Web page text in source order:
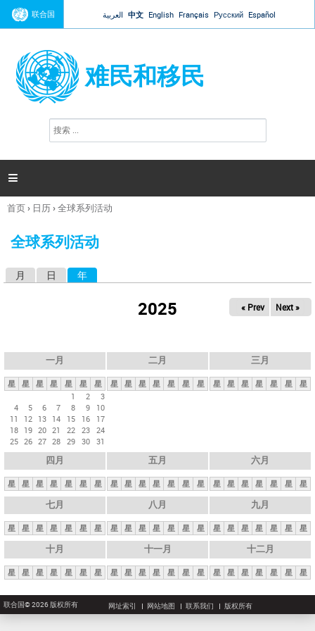
Jump to navigation
联合国 العربية 中文 English Français Русский Español
难民和移民
搜
索

你
这
首页› 日历›全球系列活动
全球系列活动
月 日 年
2025 « Prev Next »
一月
星 星 星 星 星 星
星
1
2
3
4
5 6 7 8 9
10
11
12 13 14 15 16
17
18 19 20 21 22 23 24
25 26 27 28 29 30 31
二月
星 星 星 星 星 星 星
三月
星 星 星 星 星 星 星
四月
星 星 星 星 星 星 星
五月
星 星 星 星 星 星 星
六月
星 星 星 星 星 星 星
七月
星 星 星 星 星 星 星
八月
星 星 星 星 星 星 星
九月
星 星 星 星 星 星 星
十月
星 星 星 星 星 星 星
十一月
星 星 星 星 星 星 星
十二月
星 星 星 星 星 星 星
联合国© 2026 版权所有 网址索引 网站地图 联系我们 版权所有